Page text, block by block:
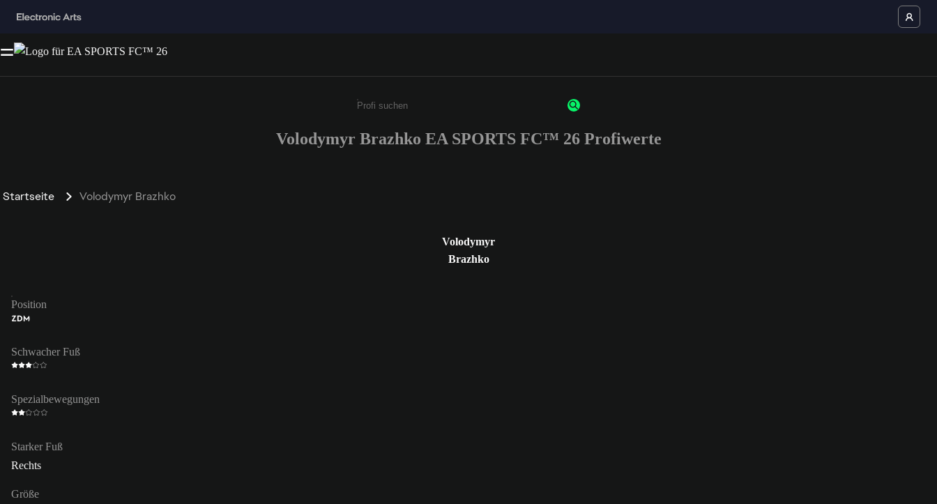
Gib mindestens 3 Zeichen oder Ziffern ein
Volodymyr Brazhko EA SPORTS FC™ 26 Profiwerte
Startseite Volodymyr Brazhko
Volodymyr
Brazhko
Position
ZDM
Schwacher Fuß
Spezialbewegungen
Starker Fuß
Rechts
Größe